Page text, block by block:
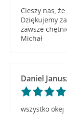
Cieszy nas,
Dziękujemy
zawsze
Michał
Daniel
wszystko okej